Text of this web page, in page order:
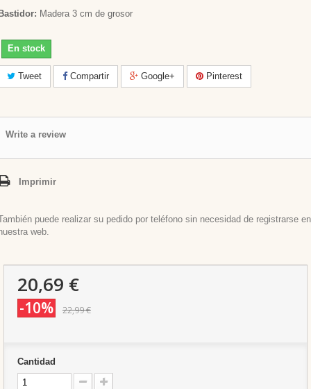
Madera 3 cm de grosor
En stock
Tweet Compartir Google+ Pinterest
Write a review
Imprimir
puede realizar su pedido por teléfono sin necesidad de registrarse en
web.
20,69 €
-10% 22,99 €
Cantidad